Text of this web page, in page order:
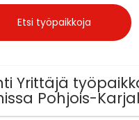
Yrittäjä
Pohjois-